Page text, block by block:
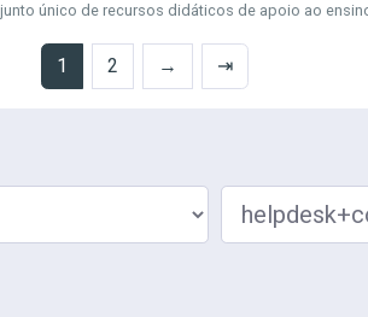
único de recursos didáticos de apoio ao
1 2 → ⇥